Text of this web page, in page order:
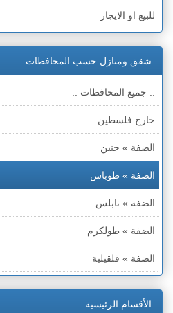
للبيع او الايجار
شقق ومنازل حسب المحافظات
.. جميع المحافظات ..
خارج فلسطين
الضفة » جنين
الضفة » طوباس
الضفة » نابلس
الضفة » طولكرم
الضفة » قلقيلية
الأقسام الرئيسية